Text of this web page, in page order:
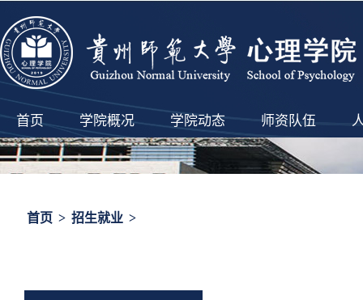
首页 学院概况 学院动态 师资队伍
首页 > 招生就业 >